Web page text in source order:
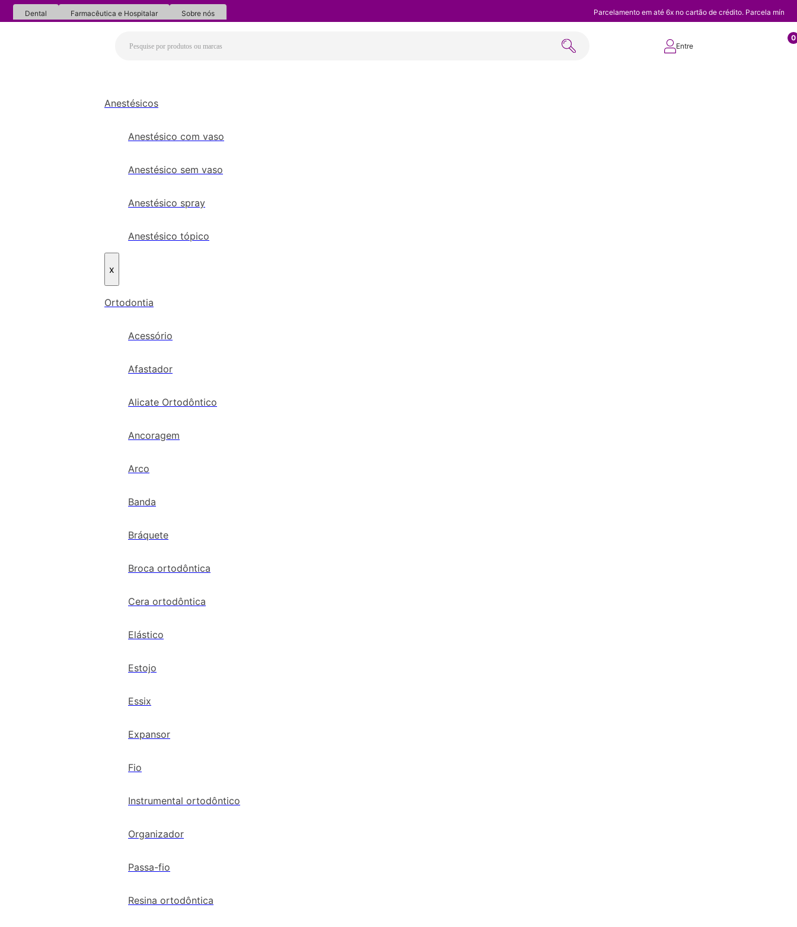
Dental Farmacêutica e Hospitalar Sobre nós Parcelamento em até 6x no cartão de crédito. Parcela
Entre
0
Anestésicos
Anestésico com vaso
Anestésico sem vaso
Anestésico spray
Anestésico tópico
x
Ortodontia
Acessório
Afastador
Alicate Ortodôntico
Ancoragem
Arco
Banda
Bráquete
Broca ortodôntica
Cera ortodôntica
Elástico
Estojo
Essix
Expansor
Fio
Instrumental ortodôntico
Organizador
Passa-fio
Resina ortodôntica